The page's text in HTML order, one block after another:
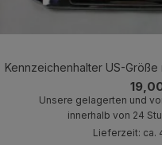
Kennzeichenhalter US-
Unsere gelagerten und
innerhalb von 24
Lieferzeit: ca.